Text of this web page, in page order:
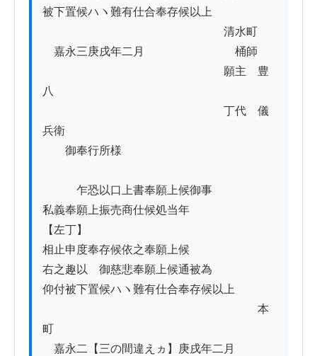
被下置候ハヽ難有仕合奉存候以上
清水町
嘉永三庚戌年二月　　　　　　　　桶師
願主　豊
八
丁代　儀
兵衛
御奉行所様
乍恐以口上書奉願上候御事
私義奉願上振売商仕候処当年
【左丁】
相止申度奉存候依之奉願上候
右之趣以　御慈悲奉願上候通被為
仰付被下置候ハヽ難有仕合奉存候以上
本
町
嘉永二【三の間違えヵ】庚戌年二月